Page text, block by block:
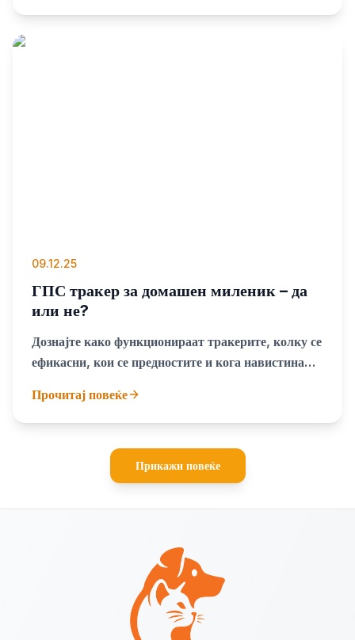
09.12.25
ГПС тракер за домашен миленик – да
или не?
Дознајте како функционираат тракерите, колку се
ефикасни, кои се предностите и кога навистина
Прочитај повеќе
Прикажи повеќе